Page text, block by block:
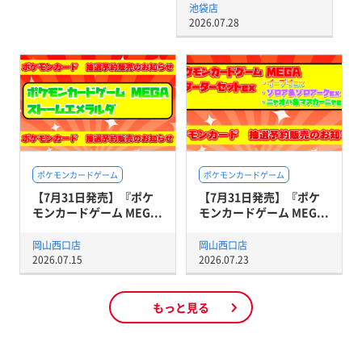
池袋店
2026.07.28
ポケモンカードゲーム
【7月31日発売】『ポケ
モンカードゲーム MEG...
岡山西口店
2026.07.23
ポケモンカードゲーム
【7月31日発売】『ポケ
モンカードゲーム MEG...
岡山西口店
2026.07.15
もっと見る